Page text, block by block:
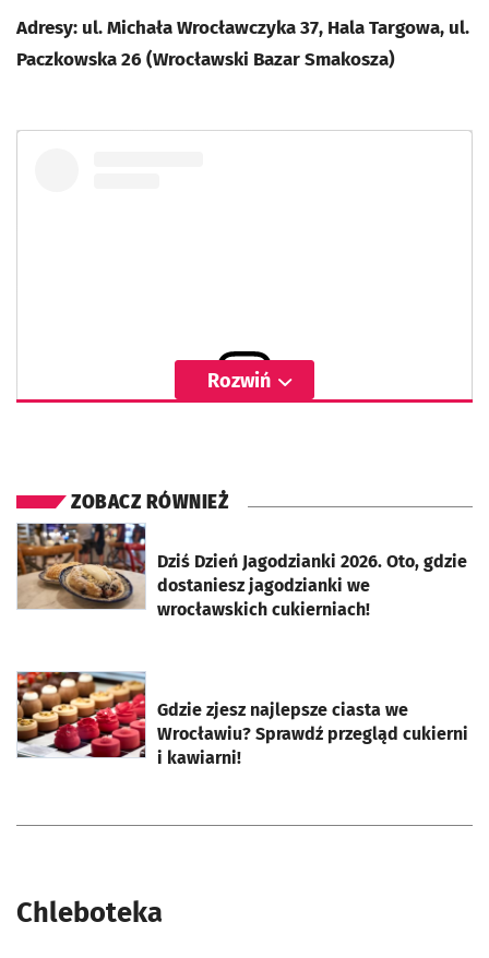
Adresy: ul. Michała Wrocławczyka 37, Hala Targowa, ul.
Paczkowska 26 (Wrocławski Bazar Smakosza)
Rozwiń
ZOBACZ RÓWNIEŻ
Dziś Dzień Jagodzianki 2026. Oto, gdzie
dostaniesz jagodzianki we
wrocławskich cukierniach!
otworzy się w nowej karcie
Gdzie zjesz najlepsze ciasta we
Wrocławiu? Sprawdź przegląd cukierni
i kawiarni!
otworzy się w nowej karcie
Chleboteka